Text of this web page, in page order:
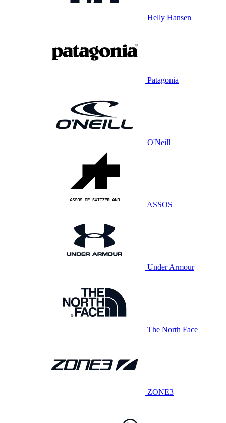
Helly Hansen
Patagonia
O'Neill
ASSOS
Under Armour
The North Face
ZONE3